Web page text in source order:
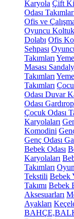
Karyola Çift
Odası
Ofis ve
Oyuncu
Dolabı Ofis
Sehpası
Takımları
Masası
Takımları
Takımları
Odası Duvar
Odası
Çocuk Odası
Karyolaları
Komodini
Genç Odası
Bebek Odası
Karyolaları
Takımları
Tekstili Bebek
Takımı Bebek
Aksesuarları
Ayakları